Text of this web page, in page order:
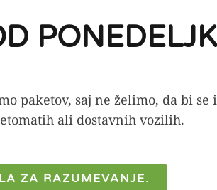
paketov, saj ne želimo, da bi
ali dostavnih vozilih.
ZA RAZUMEVANJE.